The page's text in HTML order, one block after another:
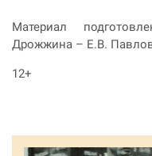
Материал
Дрожжина – Е.В.
12+